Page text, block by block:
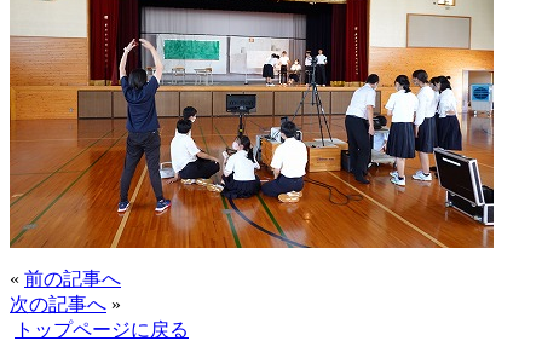
« 前の記事へ
次の記事へ »
トップページに戻る